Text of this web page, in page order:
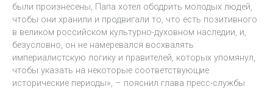
были произнесены, Папа хотел ободрить молодых людей,
чтобы они хранили и продвигали то, что есть позитивного
в великом российском культурно-духовном наследии, и,
безусловно, он не намеревался восхвалять
империалистскую логику и правителей, которых упомянул,
чтобы указать на некоторые соответствующие
исторические периоды», – пояснил глава пресс-службы